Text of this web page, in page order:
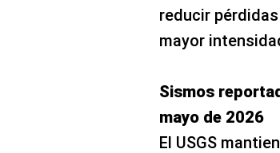
reducir
mayor
Sismos
mayo de 2026
El USGS